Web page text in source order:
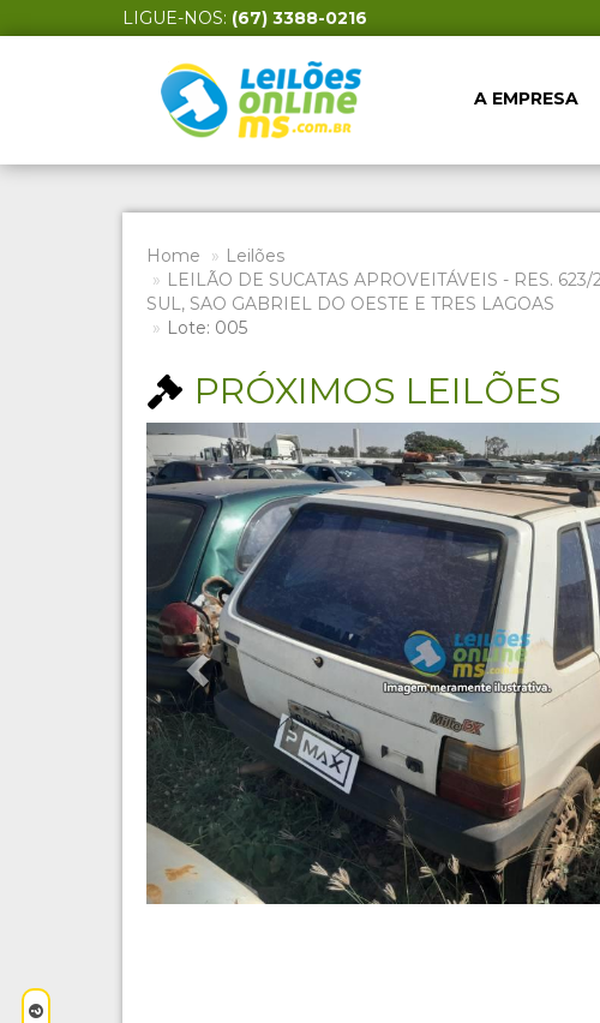
LIGUE-NOS: (67) 3388-0216
A EMPRESA
Home
Leilões
LEILÃO DE SUCATAS APROVEITÁVEIS - RES.
SUL, SAO GABRIEL DO OESTE E TRES LAGOAS
Lote: 005
PRÓXIMOS LEILÕES
Previous